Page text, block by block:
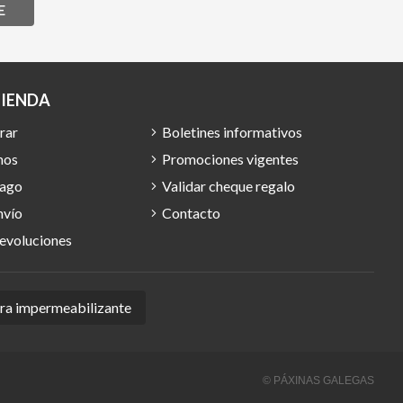
Boletines informativos
Promociones vigentes
Validar cheque regalo
Contacto
impermeabilizante
© PÁXINAS GALEGAS